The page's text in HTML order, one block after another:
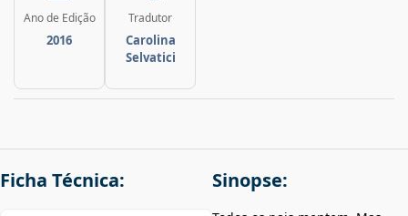
Ano de Edição
2016
Tradutor
Carolina
Selvatici
Ficha Técnica: Sinopse: